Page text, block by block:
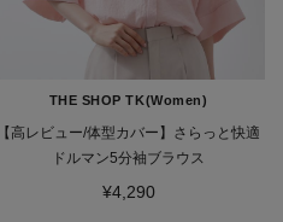
THE SHOP TK(Women)
【高レビュー/体型カバー】さらっと快適
ドルマン5分袖ブラウス
¥4,290